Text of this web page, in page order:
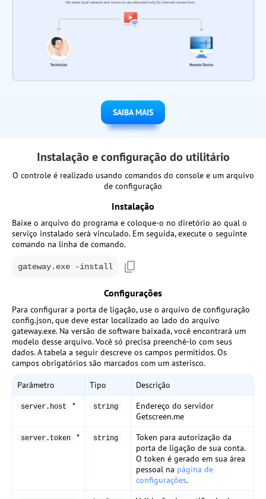
SAIBA MAIS
Instalação e configuração do utilitário
O controle é realizado usando comandos do console e um arquivo
de configuração
Instalação
Baixe o arquivo do programa e coloque-o no diretório ao qual o
serviço instalado será vinculado. Em seguida, execute o seguinte
comando na linha de comando.
gateway.exe -install
Configurações
Para configurar a porta de ligação, use o arquivo de configuração
config.json, que deve estar localizado ao lado do arquivo
gateway.exe. Na versão de software baixada, você encontrará um
modelo desse arquivo. Você só precisa preenchê-lo com seus
dados. A tabela a seguir descreve os campos permitidos. Os
campos obrigatórios são marcados com um asterisco.
Parâmetro Tipo Descrição
server.host * string
Endereço do servidor
Getscreen.me
server.token * string
Token para autorização da
porta de ligação de sua conta.
O token é gerado em sua área
pessoal na página de
configurações.